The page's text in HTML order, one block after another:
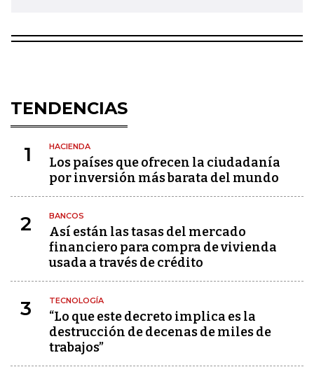
TENDENCIAS
1 HACIENDA
Los países que ofrecen la ciudadanía
por inversión más barata del mundo
2 BANCOS
Así están las tasas del mercado
financiero para compra de vivienda
usada a través de crédito
3 TECNOLOGÍA
“Lo que este decreto implica es la
destrucción de decenas de miles de
trabajos”